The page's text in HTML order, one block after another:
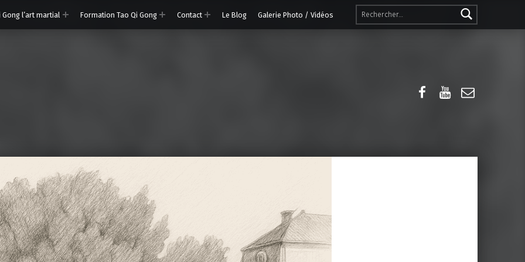
Rechercher :
Gong l’art martial Formation Tao Qi Gong Contact Le Blog Galerie Photo / Vidéos
Facebook
YouTube